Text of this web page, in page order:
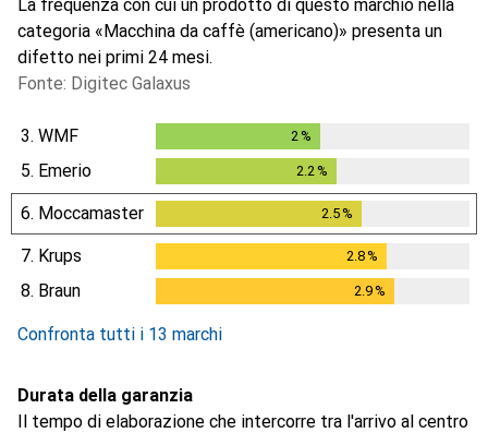
La frequenza con cui un prodotto di questo marchio nella
categoria «Macchina da caffè (americano)» presenta un
difetto nei primi 24 mesi.
Fonte: Digitec Galaxus
3. WMF 2 %
5. Emerio 2.2 %
6. Moccamaster 2.5%
7. Krups 2.8%
8. Braun 2.9%
Confronta tutti i 13 marchi
Durata della garanzia
Il tempo di elaborazione che intercorre tra l'arrivo al centro